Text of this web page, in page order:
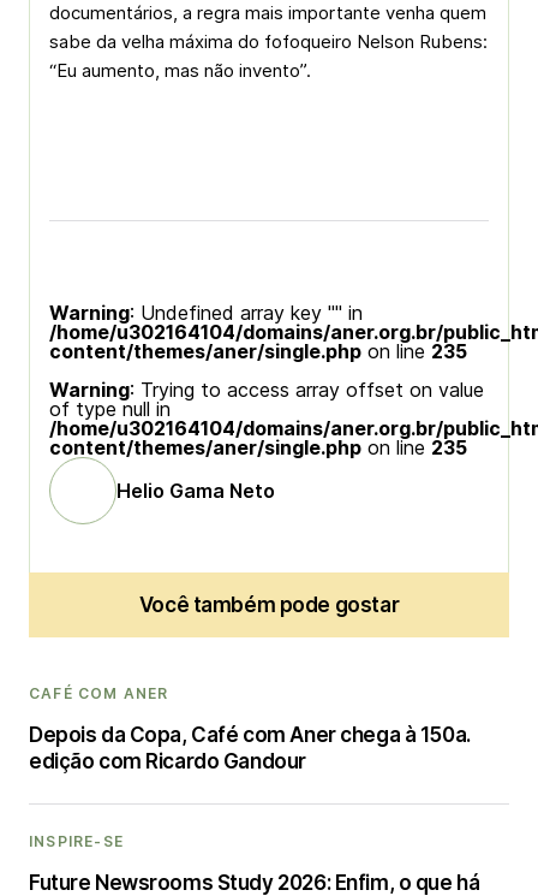
documentários, a regra mais importante venha quem
sabe da velha máxima do fofoqueiro Nelson Rubens:
“Eu aumento, mas não invento”.
Warning: Undefined array key "" in
/home/u302164104/domains/aner.org.br/
content/themes/aner/single.php on line 235
Warning: Trying to access array offset on value
of type null in
/home/u302164104/domains/aner.org.br/
content/themes/aner/single.php on line 235
Helio Gama Neto
Você também pode gostar
CAFÉ COM ANER
Depois da Copa, Café com Aner chega à 150a.
edição com Ricardo Gandour
INSPIRE-SE
Future Newsrooms Study 2026: Enfim, o que há